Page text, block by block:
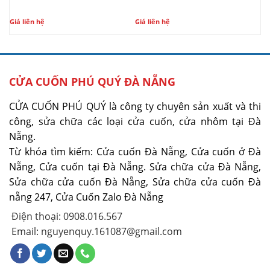
Giá liên hệ Giá liên hệ
CỬA CUỐN PHÚ QUÝ ĐÀ NẴNG
CỬA CUỐN PHÚ QUÝ là công ty chuyên sản xuất và thi
công, sửa chữa các loại cửa cuốn, cửa nhôm tại Đà
Nẵng.
Từ khóa tìm kiếm: Cửa cuốn Đà Nẵng, Cửa cuốn ở Đà
Nẵng, Cửa cuốn tại Đà Nẵng. Sửa chữa cửa Đà Nẵng,
Sửa chữa cửa cuốn Đà Nẵng, Sửa chữa cửa cuốn Đà
nẵng 247, Cửa Cuốn Zalo Đà Nẵng
Điện thoại: 0908.016.567
Email: nguyenquy.161087@gmail.com